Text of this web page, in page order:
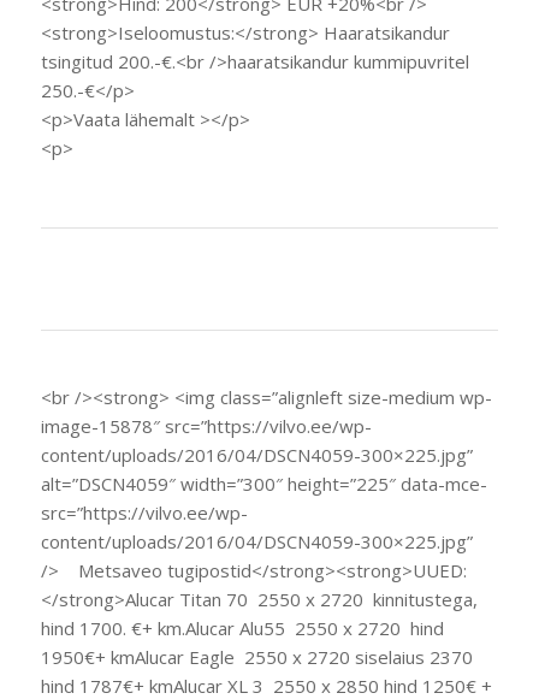
<strong>Iseloomustus:</strong> Haaratsikandur
tsingitud 200.-€.<br />haaratsikandur kummipuvritel
250.-€</p>
<p>Vaata lähemalt ></p>
<p>
<br /><strong> <img class=”alignleft size-medium wp-
image-15878″ src=”https://vilvo.ee/wp-
content/uploads/2016/04/DSCN4059-300×225.jpg”
alt=”DSCN4059″ width=”300″ height=”225″ data-mce-
src=”https://vilvo.ee/wp-
content/uploads/2016/04/DSCN4059-300×225.jpg”
/> Metsaveo tugipostid</strong><strong>UUED:
</strong>Alucar Titan 70 2550 x 2720 kinnitustega,
hind 1700. €+ km.Alucar Alu55 2550 x 2720 hind
1950€+ kmAlucar Eagle 2550 x 2720 siselaius 2370
hind 1787€+ kmAlucar XL 3 2550 x 2850 hind 1250€ +